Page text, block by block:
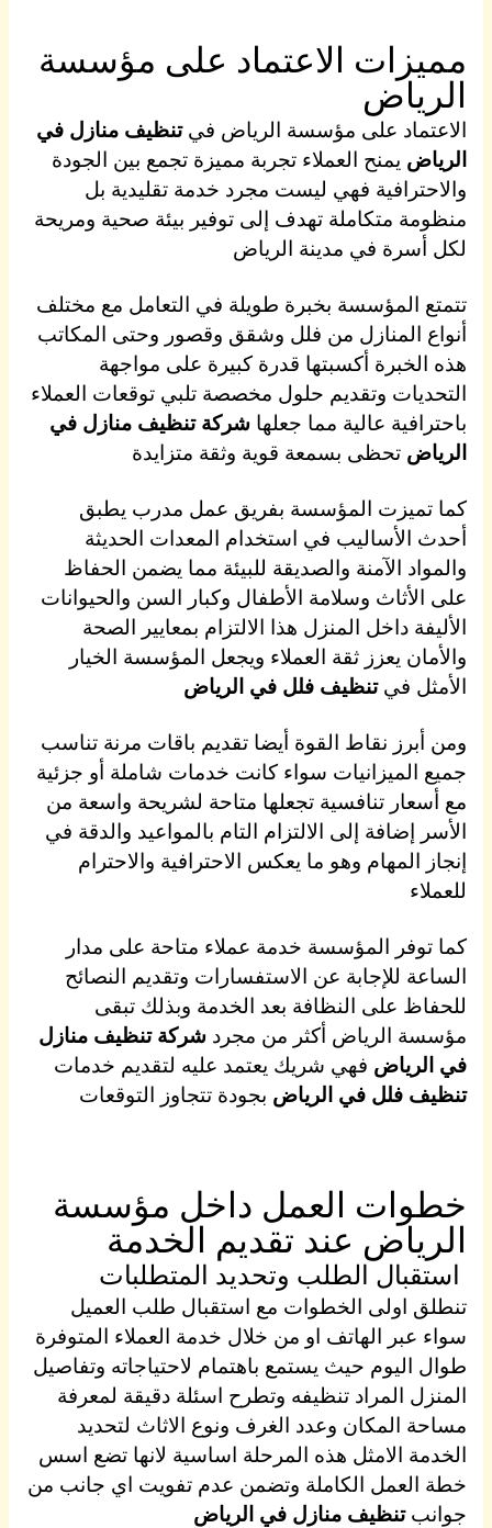
مميزات الاعتماد على مؤسسة
الرياض
الاعتماد على مؤسسة الرياض فيتنظيف منازل في
الرياض يمنح العملاء تجربة مميزة تجمع بين الجودة
والاحترافية فهي ليست مجرد خدمة تقليدية بل
منظومة متكاملة تهدف إلى توفير بيئة صحية ومريحة
لكل أسرة في مدينة الرياض
تتمتع المؤسسة بخبرة طويلة في التعامل مع مختلف
أنواع المنازل من فلل وشقق وقصور وحتى المكاتب
هذه الخبرة أكسبتها قدرة كبيرة على مواجهة
التحديات وتقديم حلول مخصصة تلبي توقعات العملاء
باحترافية عالية مما جعلهاشركة تنظيف منازل في
الرياض تحظى بسمعة قوية وثقة متزايدة
كما تميزت المؤسسة بفريق عمل مدرب يطبق
أحدث الأساليب في استخدام المعدات الحديثة
والمواد الآمنة والصديقة للبيئة مما يضمن الحفاظ
على الأثاث وسلامة الأطفال وكبار السن والحيوانات
الأليفة داخل المنزل هذا الالتزام بمعايير الصحة
والأمان يعزز ثقة العملاء ويجعل المؤسسة الخيار
الأمثل في تنظيف فلل في الرياض
ومن أبرز نقاط القوة أيضا تقديم باقات مرنة تناسب
جميع الميزانيات سواء كانت خدمات شاملة أو جزئية
مع أسعار تنافسية تجعلها متاحة لشريحة واسعة من
الأسر إضافة إلى الالتزام التام بالمواعيد والدقة في
إنجاز المهام وهو ما يعكس الاحترافية والاحترام
للعملاء
كما توفر المؤسسة خدمة عملاء متاحة على مدار
الساعة للإجابة عن الاستفسارات وتقديم النصائح
للحفاظ على النظافة بعد الخدمة وبذلك تبقى
مؤسسة الرياض أكثر من مجردشركة تنظيف منازل
في الرياض فهي شريك يعتمد عليه لتقديم خدمات
تنظيف فلل في الرياض بجودة تتجاوز التوقعات
خطوات العمل داخل مؤسسة
الرياض عند تقديم الخدمة
استقبال الطلب وتحديد المتطلبات
تنطلق اولى الخطوات مع استقبال طلب العميل
سواء عبر الهاتف او من خلال خدمة العملاء المتوفرة
طوال اليوم حيث يستمع باهتمام لاحتياجاته وتفاصيل
المنزل المراد تنظيفه وتطرح اسئلة دقيقة لمعرفة
مساحة المكان وعدد الغرف ونوع الاثاث لتحديد
الخدمة الامثل هذه المرحلة اساسية لانها تضع اسس
خطة العمل الكاملة وتضمن عدم تفويت اي جانب من
جوانب تنظيف منازل في الرياض